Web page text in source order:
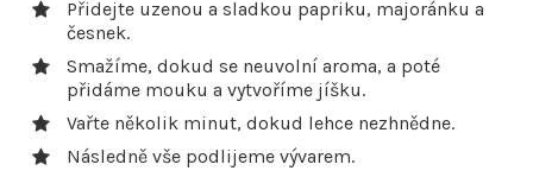
Přidejte uzenou a sladkou papriku, majoránku a
česnek.
Smažíme, dokud se neuvolní aroma, a poté
přidáme mouku a vytvoříme jíšku.
Vařte několik minut, dokud lehce nezhnědne.
Následně vše podlijeme vývarem.